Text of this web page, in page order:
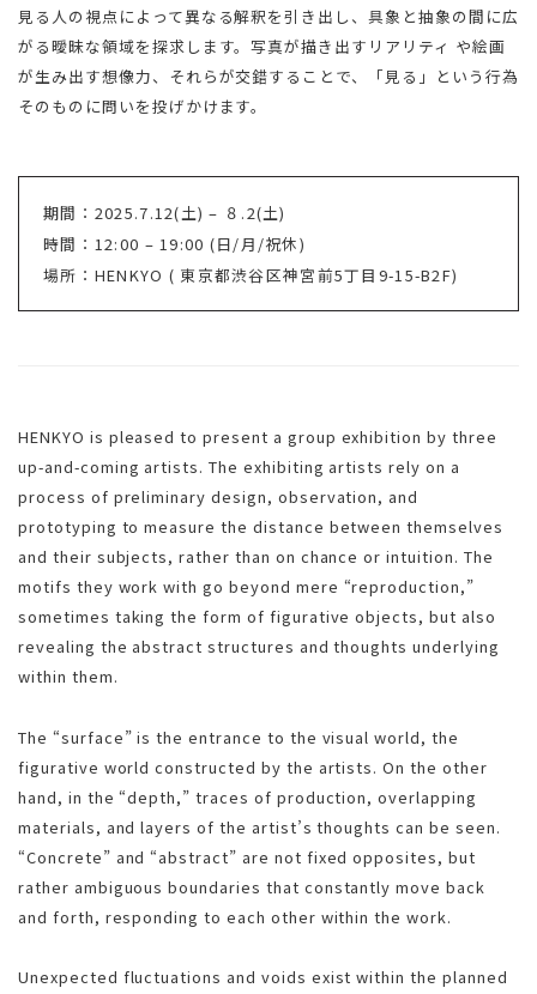
見る人の視点によって異なる解釈を引き出し、具象と抽象の間に広
がる曖昧な領域を探求します。写真が描き出すリアリティ や絵画
が生み出す想像力、それらが交錯することで、「見る」という行為
そのものに問いを投げかけます。
期間：2025.7.12(土) – ８.2(土)
時間：12:00 – 19:00 (日/月/祝休)
場所：HENKYO ( 東京都渋谷区神宮前5丁目9-15-B2F)
HENKYO is pleased to present a group exhibition by three
up-and-coming artists. The exhibiting artists rely on a
process of preliminary design, observation, and
prototyping to measure the distance between themselves
and their subjects, rather than on chance or intuition. The
motifs they work with go beyond mere “reproduction,”
sometimes taking the form of figurative objects, but also
revealing the abstract structures and thoughts underlying
within them.
The “surface” is the entrance to the visual world, the
figurative world constructed by the artists. On the other
hand, in the “depth,” traces of production, overlapping
materials, and layers of the artist’s thoughts can be seen.
“Concrete” and “abstract” are not fixed opposites, but
rather ambiguous boundaries that constantly move back
and forth, responding to each other within the work.
Unexpected fluctuations and voids exist within the planned